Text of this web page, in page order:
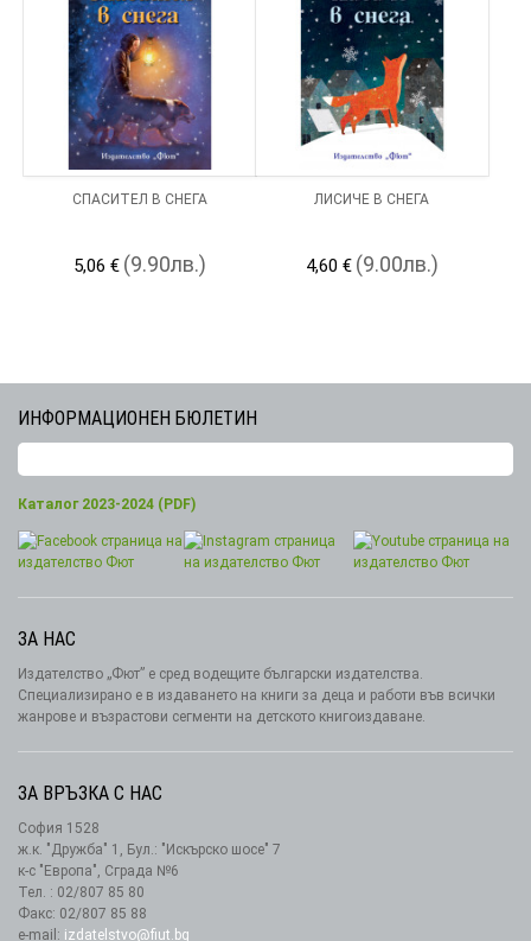
СПАСИТЕЛ В СНЕГА
5,06 € (9.90лв.)
ЛИСИЧЕ В СНЕГА
4,60 € (9.00лв.)
ИНФОРМАЦИОНЕН БЮЛЕТИН
Каталог 2023-2024 (PDF)
ЗА НАС
Издателство „Фют” е сред водещите български издателства.
Специализирано е в издаването на книги за деца и работи във всички
жанрове и възрастови сегменти на детското книгоиздаване.
ЗА ВРЪЗКА С НАС
София 1528
ж.к. "Дружба" 1, Бул.: "Искърско шосе" 7
к-с "Европа", Сграда №6
Тел. : 02/807 85 80
Факс: 02/807 85 88
e-mail: izdatelstvo@fiut.bg